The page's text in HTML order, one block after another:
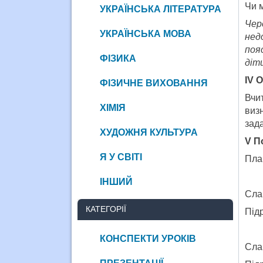
Чи
IV
V
УКРАЇНСЬКА ЛІТЕРАТУРА
УКРАЇНСЬКА МОВА
ФІЗИКА
ФІЗИЧНЕ ВИХОВАННЯ
ХІМІЯ
ХУДОЖНЯ КУЛЬТУРА
Я У СВІТІ
ІНШИЙ
КАТЕГОРІЇ
КОНСПЕКТИ УРОКІВ